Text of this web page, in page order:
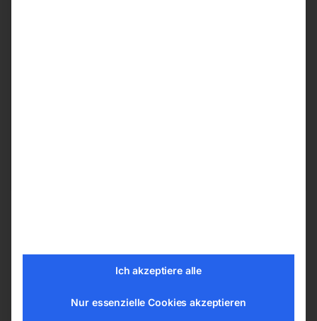
Ähnliche Produkte
Ich akzeptiere alle
Nur essenzielle Cookies akzeptieren